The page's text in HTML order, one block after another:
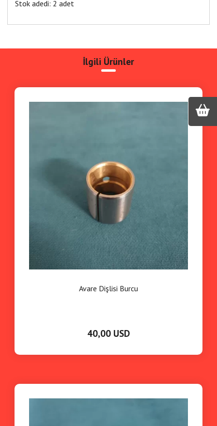
Stok adedi: 2 adet
İlgili Ürünler
Avare Dişlisi Burcu
40,00 USD